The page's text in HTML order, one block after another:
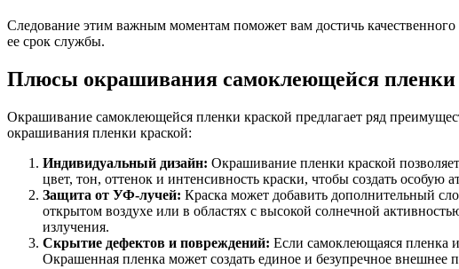
Следование этим важным моментам поможет вам достичь
ее срок службы.
Плюсы окрашивания самоклеющейся пленки
Окрашивание самоклеющейся пленки краской предлагает ряд
окрашивания пленки краской:
Индивидуальный дизайн: Окрашивание пленки краской
цвет, тон, оттенок и интенсивность краски, чтобы создать
Защита от УФ-лучей: Краска может добавить дополнительный
открытом воздухе или в областях с высокой солнечной
излучения.
Скрытие дефектов и повреждений: Если самоклеющаяся пленка
Окрашенная пленка может создать единое и безупречное